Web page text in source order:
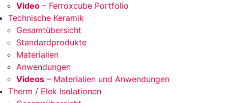
Video – Ferroxcube Portfolio
Technische Keramik
Gesamtübersicht
Standardprodukte
Materialien
Anwendungen
Videos – Materialien und Anwendungen
Therm / Elek Isolationen